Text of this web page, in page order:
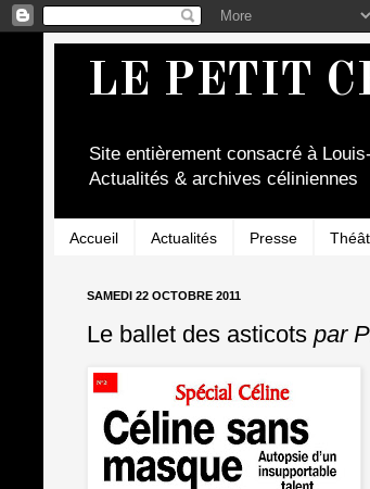
LE PETIT
Site entièrement consacré à
Actualités & archives céliniennes
Accueil Actualités Presse
SAMEDI 22 OCTOBRE 2011
Le ballet des asticots par